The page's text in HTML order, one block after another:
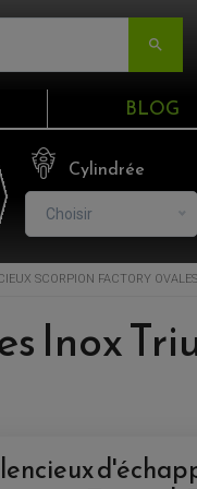

Email
Mot de passe
BLOG
Cylindrée
Choisir
SCORPION FACTORY
Inox